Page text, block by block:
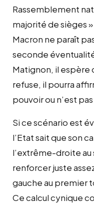
Rassemblement
majorité de sièges
Macron ne paraît
seconde
Matignon, il espère
refuse, il pourra
pouvoir ou n’est
Si ce scénario est
l’Etat sait que son
l’extrême-droite au
renforcer juste
gauche au premier
Ce calcul cynique